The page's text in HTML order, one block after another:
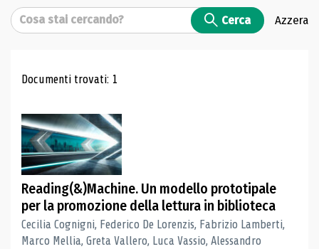
Cerca Cerca Azzera
Risultati di ricerca
Documenti trovati: 1
Reading(&)Machine. Un modello prototipale
per la promozione della lettura in biblioteca
Cecilia Cognigni, Federico De Lorenzis, Fabrizio Lamberti,
Marco Mellia, Greta Vallero, Luca Vassio, Alessandro